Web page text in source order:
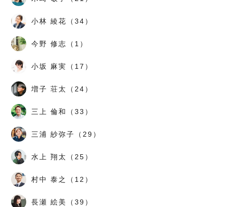
小林 綾花（34）
今野 修志（1）
小坂 麻実（17）
増子 荘太（24）
三上 倫和（33）
三浦 紗弥子（29）
水上 翔太（25）
村中 泰之（12）
長瀬 絵美（39）